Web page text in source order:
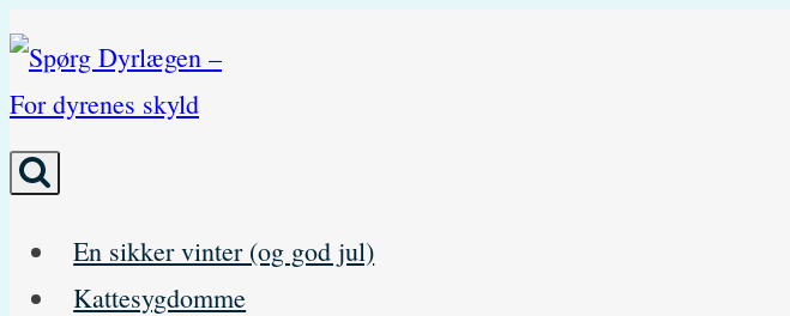
Skip
content
En sikker vinter (og god jul)
Kattesygdomme